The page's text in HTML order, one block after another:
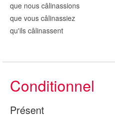
que nous câlinassions
que vous câlinassiez
qu'ils câlinassent
Conditionnel
Présent